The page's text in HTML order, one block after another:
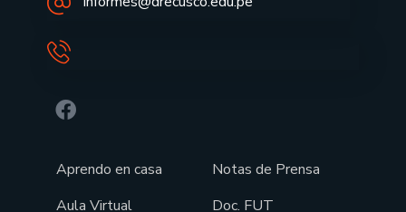
Aprendo en casa
Aula Virtual
Notas de Prensa
Doc. FUT